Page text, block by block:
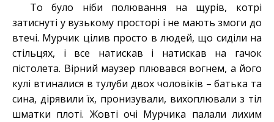
То було ніби полювання на щурів, котрі
затиснуті у вузькому просторі і не мають змоги до
втечі. Мурчик цілив просто в людей, що сиділи на
стільцях, і все натискав і натискав на гачок
пістолета. Вірний маузер плювався вогнем, а його
кулі втиналися в тулуби двох чоловіків – батька та
сина, дірявили їх, пронизували, вихоплювали з тіл
шматки плоті. Жовті очі Мурчика палали лихим